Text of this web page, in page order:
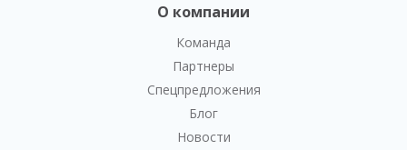
О компании
Команда
Партнеры
Спецпредложения
Блог
Новости